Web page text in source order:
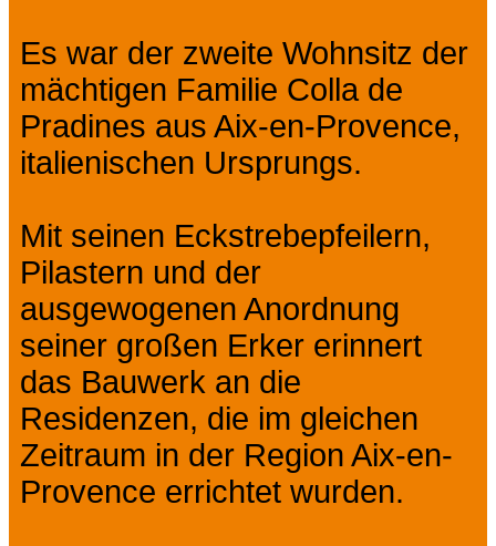
Es war der zweite Wohnsitz der
mächtigen Familie Colla de
Pradines aus Aix-en-Provence,
italienischen Ursprungs.
Mit seinen Eckstrebepfeilern,
Pilastern und der
ausgewogenen Anordnung
seiner großen Erker erinnert
das Bauwerk an die
Residenzen, die im gleichen
Zeitraum in der Region Aix-en-
Provence errichtet wurden.